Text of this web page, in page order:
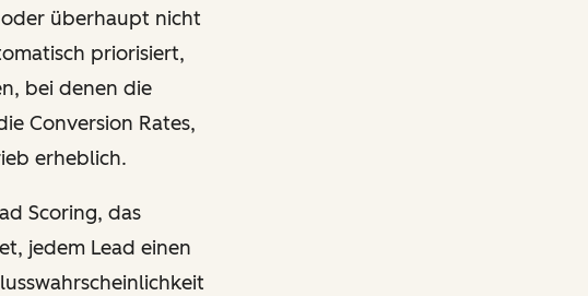
überhaupt nicht
priorisiert,
bei denen die
Conversion Rates,
erheblich.
Scoring, das
jedem Lead einen